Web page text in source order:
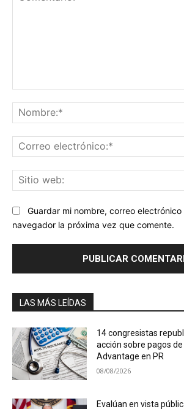
Guardar mi nombre, correo
navegador la próxima vez que comente.
LAS MÁS LEÍDAS
14 congresistas
acción sobre pagos
Advantage en PR
08/08/2026
Evalúan en vista